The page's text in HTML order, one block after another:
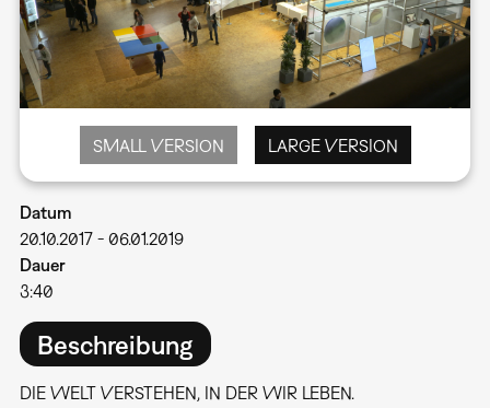
SMALL VERSION LARGE VERSION
Datum
20.10.2017- 06.01.2019
Dauer
3:40
Beschreibung
DIE WELT VERSTEHEN, IN DER WIR LEBEN.